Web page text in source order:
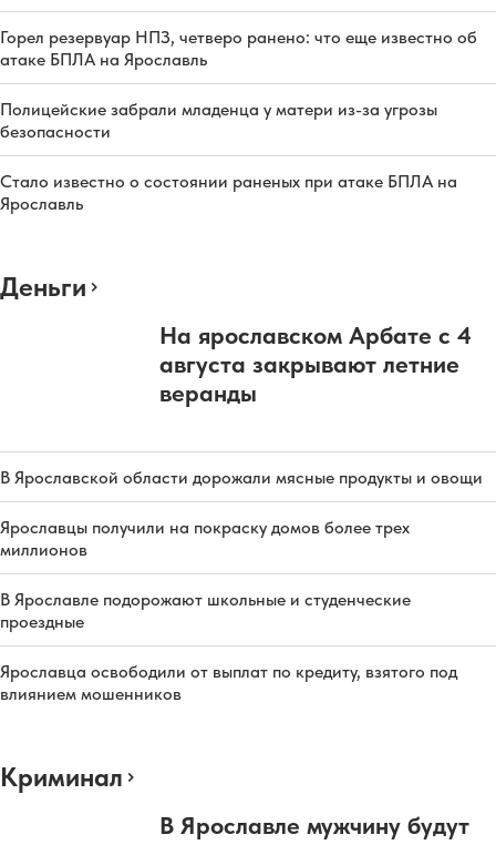
Горел резервуар НПЗ, четверо ранено: что еще известно об
атаке БПЛА на Ярославль
Полицейские забрали младенца у матери из-за угрозы
безопасности
Стало известно о состоянии раненых при атаке БПЛА на
Ярославль
Деньги
На ярославском Арбате с 4
августа закрывают летние
веранды
В Ярославской области дорожали мясные продукты и овощи
Ярославцы получили на покраску домов более трех
миллионов
В Ярославле подорожают школьные и студенческие
проездные
Ярославца освободили от выплат по кредиту, взятого под
влиянием мошенников
Криминал
В Ярославле мужчину будут